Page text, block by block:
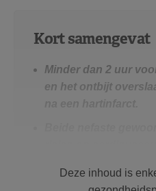
Kort samengevat
Minder dan 2 uur
en het ontbijt
ziekenhuis.
Deze inhoud is